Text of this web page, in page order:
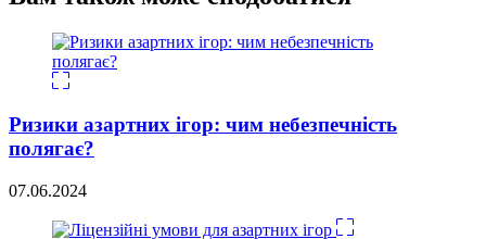
Ризики азартних ігор: чим небезпечність
полягає?
07.06.2024